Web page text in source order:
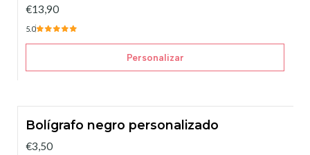
€13,90
5.0
Personalizar
Bolígrafo negro personalizado
€3,50